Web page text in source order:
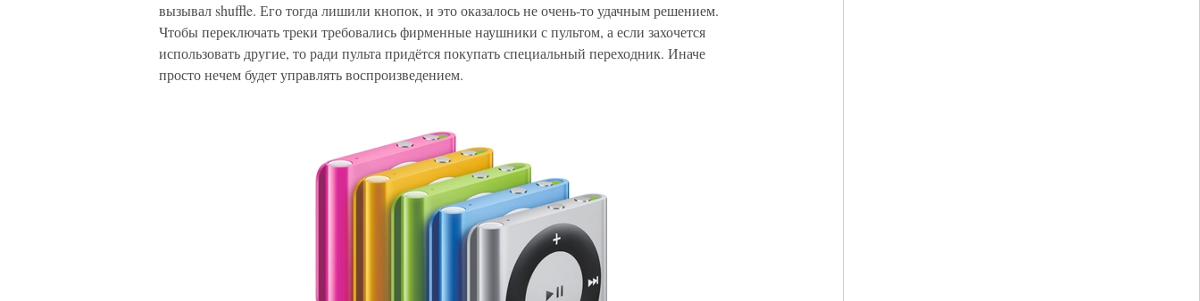
вызывал shuffle. Его тогда лишили кнопок, и это оказалось не очень-то удачным решением.
Чтобы переключать треки требовались фирменные наушники с пультом, а если захочется
использовать другие, то ради пульта придётся покупать специальный переходник. Иначе
просто нечем будет управлять воспроизведением.